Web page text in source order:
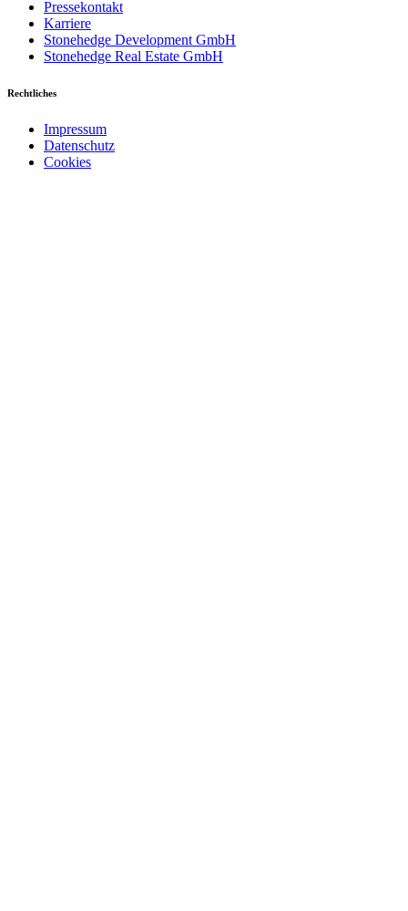
Pressekontakt
Karriere
Stonehedge Development GmbH
Stonehedge Real Estate GmbH
Rechtliches
Impressum
Datenschutz
Cookies